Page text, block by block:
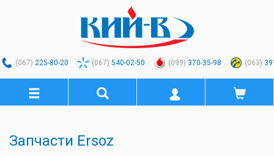
(067) 225-80-20 (067) 540-02-50 (099) 370-35-98 (063)
Запчасти Ersoz